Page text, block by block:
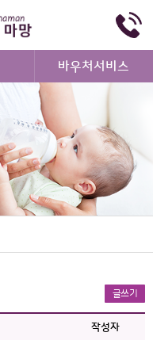
바우처서비스
글쓰기
작성자